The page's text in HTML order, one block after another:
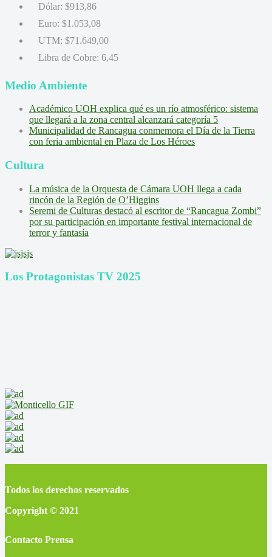
Dólar: $913,86
Euro: $1.053,08
UTM: $71.649,00
Libra de Cobre: 6,45
Medio Ambiente
Académico UOH explica qué es un río atmosférico: sistema
que llegará a la zona central alcanzará categoría 5
Municipalidad de Rancagua conmemora el Día de la Tierra
con feria ambiental en Plaza de Los Héroes
Cultura
La música de la Orquesta de Cámara UOH llega a cada
rincón de la Región de O’Higgins
Seremi de Culturas destacó al escritor de “Rancagua Zombi”
por su participación en importante festival internacional de
terror y fantasía
Los Protagonistas TV 2025
Todos los derechos reservados
Copyright © 2021
Contacto Prensa